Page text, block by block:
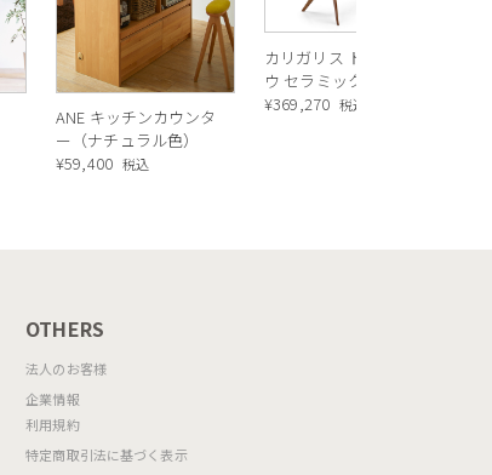
ANE キッチンカウンタ
ー（ナチュラル色）
¥59,400 税込
カリガリス トウキョ
ウ セラミック ダイニ
ングテーブル ／
¥369,270 税込
OTHERS
法人のお客様
企業情報
利用規約
特定商取引法に基づく表示